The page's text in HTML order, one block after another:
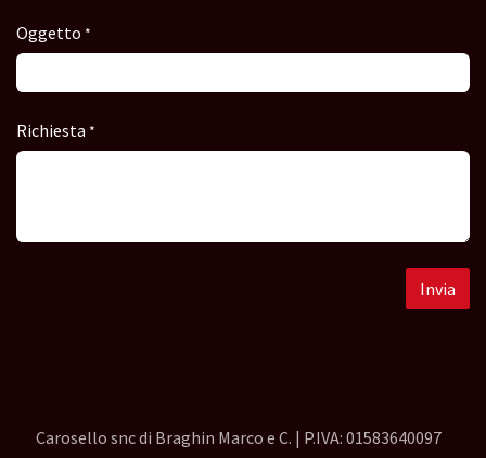
Oggetto *
Richiesta *
Invia
Carosello snc di Braghin Marco e C. | P.IVA: 01583640097